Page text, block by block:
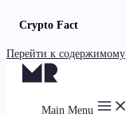
Crypto Fact
Перейти к содержимому
Main Menu